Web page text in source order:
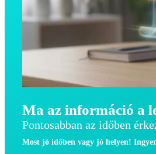
Ma az információ a
Pontosabban az időben
Most jó időben vagy jó helyen!